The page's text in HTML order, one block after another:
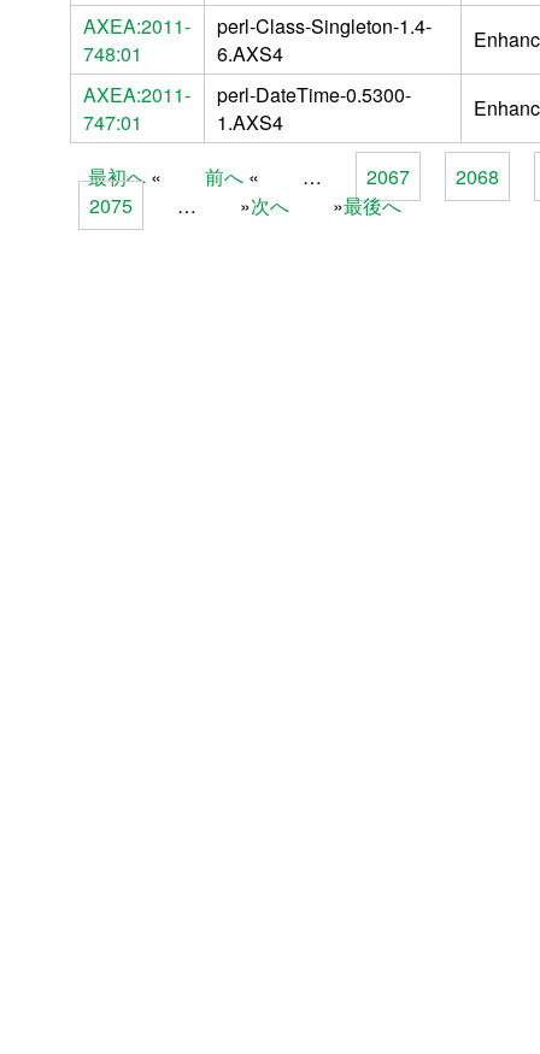
AXEA:2011-
748:01
perl-Class-Singleton-1.4-
6.AXS4
AXEA:2011-
747:01
perl-DateTime-0.5300-
1.AXS4
Pages
最初へ 前へ … 2067
2068
2075
… 次へ 最後へ